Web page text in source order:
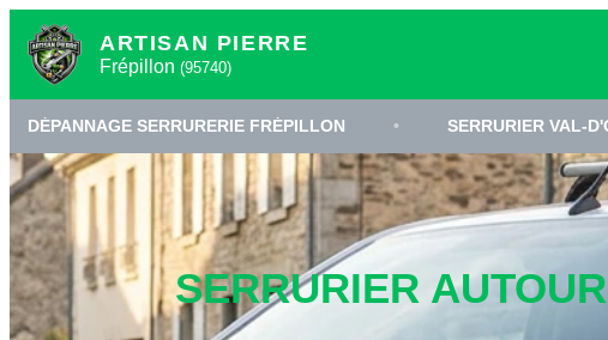
ARTISAN PIERRE
Frépillon (95740)
SERRURERIE FRÉPILLON • SERRURIER VAL-D'OISE 95 •
SERRURIER